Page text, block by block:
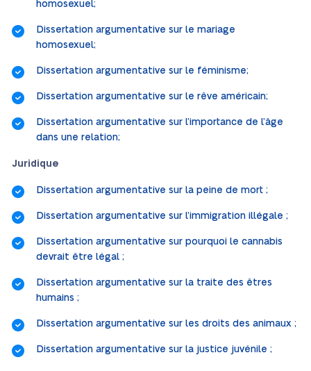
homosexuel;
Dissertation argumentative sur le mariage
homosexuel;
Dissertation argumentative sur le féminisme;
Dissertation argumentative sur le rêve américain;
Dissertation argumentative sur l’importance de l’âge
dans une relation;
Juridique
Dissertation argumentative sur la peine de mort ;
Dissertation argumentative sur l’immigration illégale ;
Dissertation argumentative sur pourquoi le cannabis
devrait être légal ;
Dissertation argumentative sur la traite des êtres
humains ;
Dissertation argumentative sur les droits des animaux ;
Dissertation argumentative sur la justice juvénile ;